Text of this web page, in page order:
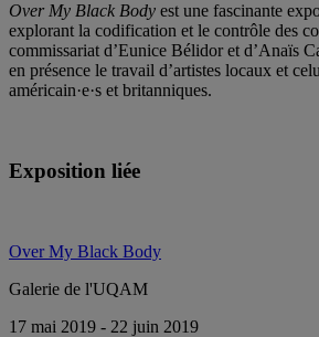
Over My Black Body est une fascinante
explorant la codification et le contrôle des
commissariat d’Eunice Bélidor et d’Anaïs
en présence le travail d’artistes locaux et
américain·e·s et britanniques.
Exposition liée
Over My Black Body
Galerie de l'UQAM
17 mai 2019 - 22 juin 2019